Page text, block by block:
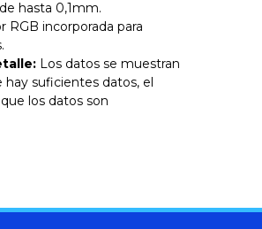
hasta 0,1mm.
RGB incorporada para
Los datos se muestran
hay suficientes datos, el
los datos son